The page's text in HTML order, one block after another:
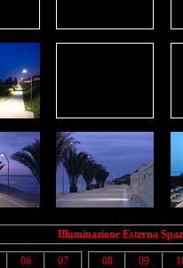
Illuminazione Esterna
06 07 08 09